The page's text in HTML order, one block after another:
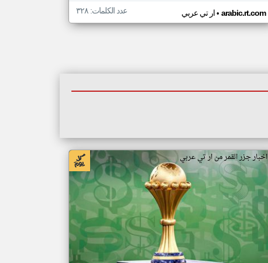
ار تي عربي• arabic.rt.com عدد الكلمات: ٣٢٨
اخبار جزر القمر من ار تي عربي